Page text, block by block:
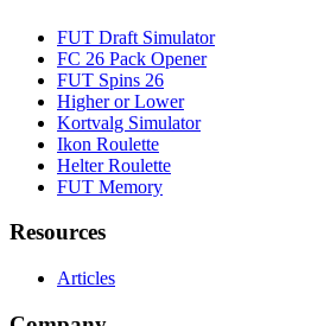
FUT Draft Simulator
FC 26 Pack Opener
FUT Spins 26
Higher or Lower
Kortvalg Simulator
Ikon Roulette
Helter Roulette
FUT Memory
Resources
Articles